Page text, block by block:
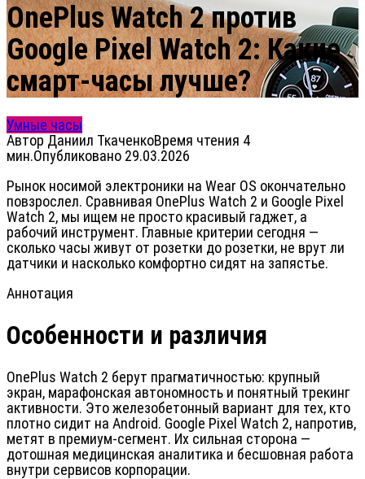
OnePlus Watch 2 против
Google Pixel Watch 2: Какие
смарт-часы лучше?
Умные часы
Автор Даниил ТкаченкоВремя чтения 4
мин.Опубликовано 29.03.2026
Рынок носимой электроники на Wear OS окончательно
повзрослел. Сравнивая OnePlus Watch 2 и Google Pixel
Watch 2, мы ищем не просто красивый гаджет, а
рабочий инструмент. Главные критерии сегодня —
сколько часы живут от розетки до розетки, не врут ли
датчики и насколько комфортно сидят на запястье.
Аннотация
Особенности и различия
OnePlus Watch 2 берут прагматичностью: крупный
экран, марафонская автономность и понятный трекинг
активности. Это железобетонный вариант для тех, кто
плотно сидит на Android. Google Pixel Watch 2, напротив,
метят в премиум-сегмент. Их сильная сторона —
дотошная медицинская аналитика и бесшовная работа
внутри сервисов корпорации.